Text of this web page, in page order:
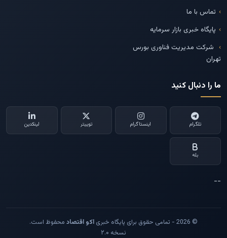
تماس با ما
پایگاه خبری بازار سرمایه
شرکت مدیریت فناوری بورس
تهران
ما را دنبال کنید
تلگرام اینستاگرام توییتر لینکدین
بله
--
© 2026 - تمامی حقوق برای پایگاه خبری اکو اقتصاد محفوظ است.
نسخه ۲.۰